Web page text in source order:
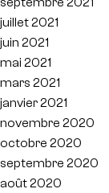
juillet 2021
juin 2021
mai 2021
mars 2021
janvier 2021
novembre 2020
octobre 2020
septembre 2020
août 2020